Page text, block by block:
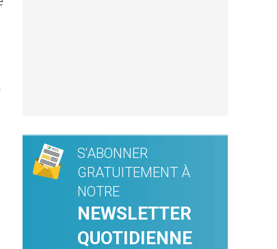
S'ABONNER
GRATUITEMENT À
NOTRE
NEWSLETTER
QUOTIDIENNE